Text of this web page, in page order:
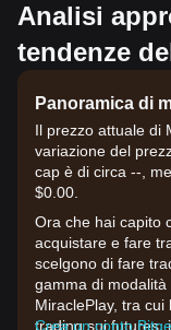
Analisi
tendenze
Panoramica di
Il prezzo attuale di
variazione del
cap è di circa --,
$0.00.
Ora che hai capito
acquistare e fare
scelgono di fare
gamma di
MiraclePlay, tra
trading sui futures,
Crea un conto